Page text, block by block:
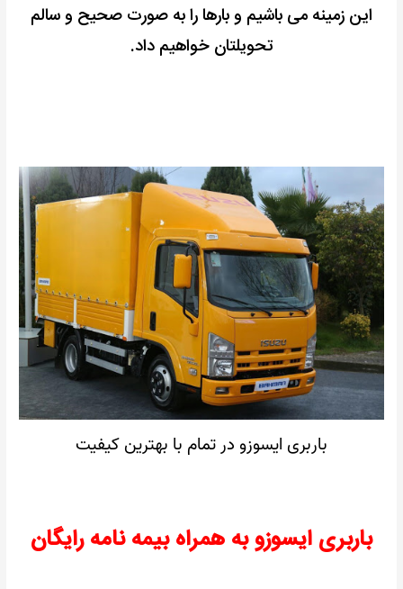
این زمینه می باشیم و بارها را به صورت صحیح و سالم
تحویلتان خواهیم داد.
باربری ایسوزو در تمام با بهترین کیفیت
باربری ایسوزو به همراه بیمه نامه رایگان